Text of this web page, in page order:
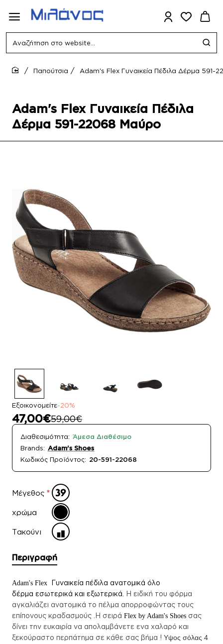
Αναζήτηση
website...
Adam's Flex Γυναικεία Πέδιλα
Δέρμα 591-22068 Μαύρο
Παπούτσια Adam's Flex Γυναικεία Πέδιλα Δέρμα 591-
Εξοικονομείτε-20%
47,00€59,00€
Διαθεσιμότητα: Άμεσα Διαθέσιμο
Brands: Adam's Shoes
Κωδικός Προϊόντος: 20-591-22068
Μέγεθος
χρώμα
Τακούνι
Περιγραφή
Adam's Flex Γυναικεία πέδιλα ανατομικά όλο
δέρμα εσωτερικά και εξωτερικά.
Η ειδική του φόρμα
αγκαλιάζει ανατομικά το πέλμα απορροφώντας τους
επίπονους κραδασμούς .
Η σειρά Flex by Adam's Shoes σας
δίνει την ευκαιρία να απολαμβάνετε ενα χαλαρό και
ξεκούραστο περπάτημα σε κάθε σας βήμα ! Υψος σόλας 4